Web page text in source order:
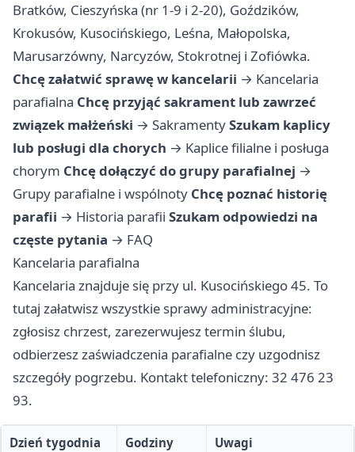
Bratków, Cieszyńska (nr 1-9 i 2-20), Goździków,
Krokusów, Kusocińskiego, Leśna, Małopolska,
Marusarzówny, Narcyzów, Stokrotnej i Zofiówka.
Chcę załatwić sprawę w kancelarii → Kancelaria
parafialna Chcę przyjąć sakrament lub zawrzeć
związek małżeński → SakramentySzukam kaplicy
lub posługi dla chorych → Kaplice filialne i posługa
chorym Chcę dołączyć do grupy parafialnej →
Grupy parafialne i wspólnoty Chcę poznać historię
parafii → Historia parafii Szukam odpowiedzi na
częste pytania → FAQ
Kancelaria parafialna
Kancelaria znajduje się przy ul. Kusocińskiego 45. To
tutaj załatwisz wszystkie sprawy administracyjne:
zgłosisz chrzest, zarezerwujesz termin ślubu,
odbierzesz zaświadczenia parafialne czy uzgodnisz
szczegóły pogrzebu. Kontakt telefoniczny: 32 476 23
93.
Dzień tygodnia Godziny Uwagi